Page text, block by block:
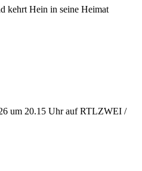
kehrt Hein in seine Heimat
um 20.15 Uhr auf RTLZWEI /